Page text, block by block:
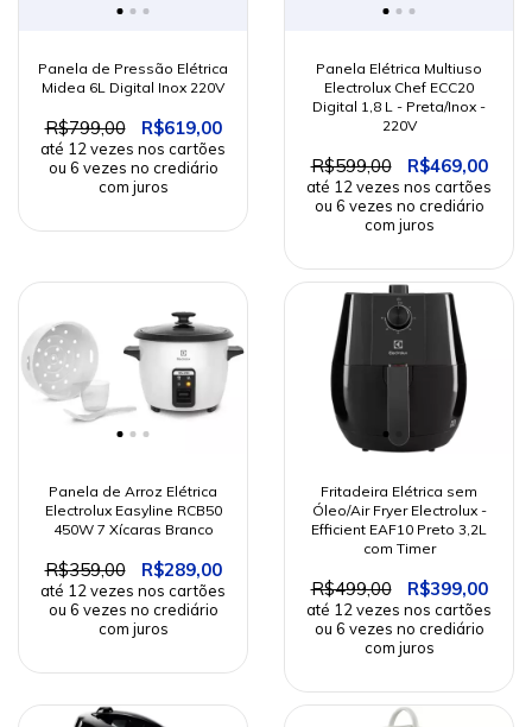
Panela de Pressão Elétrica
Midea 6L Digital Inox 220V
R$799,00 R$619,00
Panela Elétrica Multiuso
Electrolux Chef ECC20
Digital 1,8 L - Preta/Inox -
220V
R$599,00 R$469,00
Panela de Arroz Elétrica
Electrolux Easyline RCB50
450W 7 Xícaras Branco
R$359,00 R$289,00
Fritadeira Elétrica sem
Óleo/Air Fryer Electrolux -
Efficient EAF10 Preto 3,2L
com Timer
R$499,00 R$399,00